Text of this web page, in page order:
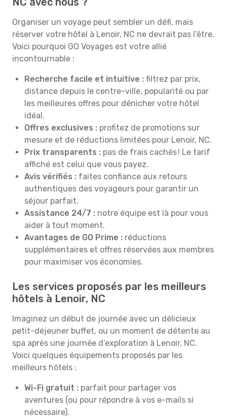
Organiser un voyage peut sembler un défi, mais
réserver votre hôtel à Lenoir, NC ne devrait pas l’être.
Voici pourquoi GO Voyages est votre allié
incontournable :
Recherche facile et intuitive : filtrez par prix,
distance depuis le centre-ville, popularité ou par
les meilleures offres pour dénicher votre hôtel
idéal.
Offres exclusives : profitez de promotions sur
mesure et de réductions limitées pour Lenoir, NC.
Prix transparents : pas de frais cachés ! Le tarif
affiché est celui que vous payez.
Avis vérifiés : faites confiance aux retours
authentiques des voyageurs pour garantir un
séjour parfait.
Assistance 24/7 : notre équipe est là pour vous
aider à tout moment.
Avantages de GO Prime : réductions
supplémentaires et offres réservées aux membres
pour maximiser vos économies.
Les services proposés par les meilleurs
hôtels à Lenoir, NC
Imaginez un début de journée avec un délicieux
petit-déjeuner buffet, ou un moment de détente au
spa après une journée d’exploration à Lenoir, NC.
Voici quelques équipements proposés par les
meilleurs hôtels :
Wi-Fi gratuit : parfait pour partager vos
aventures (ou pour répondre à vos e-mails si
nécessaire).